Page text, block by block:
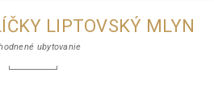
LIPTOVSKÝ MLYN
ubytovanie